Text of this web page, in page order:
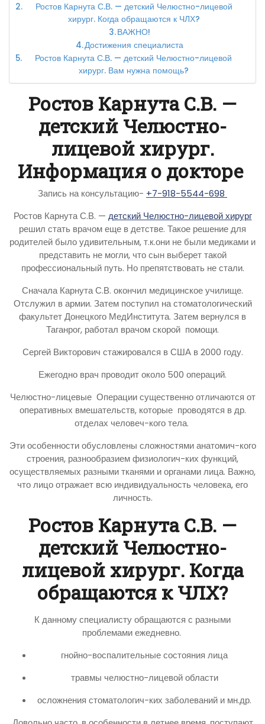
Ростов Карнута С.В. — детский Челюстно-лицевой
хирург. Когда обращаются к ЧЛХ?
ВАЖНО!
Достижения специалиста
Ростов Карнута С.В. — детский Челюстно-лицевой
хирург. Вам нужна помощь?
Ростов Карнута С.В. —
детский Челюстно-
лицевой хирург.
Информация о докторе
Запись на консультацию- +7-918-5544-698
Ростов Карнута С.В. — детский Челюстно-лицевой хирург
решил стать врачом еще в детстве. Такое решение для
родителей было удивительным, т.к.они не были медиками и
представить не могли, что сын выберет такой
профессиональный путь. Но препятствовать не стали.
Сначала Карнута С.В. окончил медицинское училище.
Отслужил в армии. Затем поступил на стоматологический
факультет Донецкого МедИнститута. Затем вернулся в
Таганрог, работал врачом скорой помощи.
Сергей Викторович стажировался в США в 2000 году.
Ежегодно врач проводит около 500 операций.
Челюстно-лицевые Операции существенно отличаются от
оперативных вмешательств, которые проводятся в др.
отделах человеч-кого тела.
Эти особенности обусловлены сложностями анатомич-кого
строения, разнообразием физиологич-ких функций,
осуществляемых разными тканями и органами лица. Важно,
что лицо отражает всю индивидуальность человека, его
личность.
Ростов Карнута С.В. —
детский Челюстно-
лицевой хирург. Когда
обращаются к ЧЛХ?
К данному специалисту обращаются с разными
проблемами ежедневно.
гнойно-воспалительные состояния лица
травмы челюстно-лицевой области
осложнения стоматологич-ких заболеваний и мн.др.